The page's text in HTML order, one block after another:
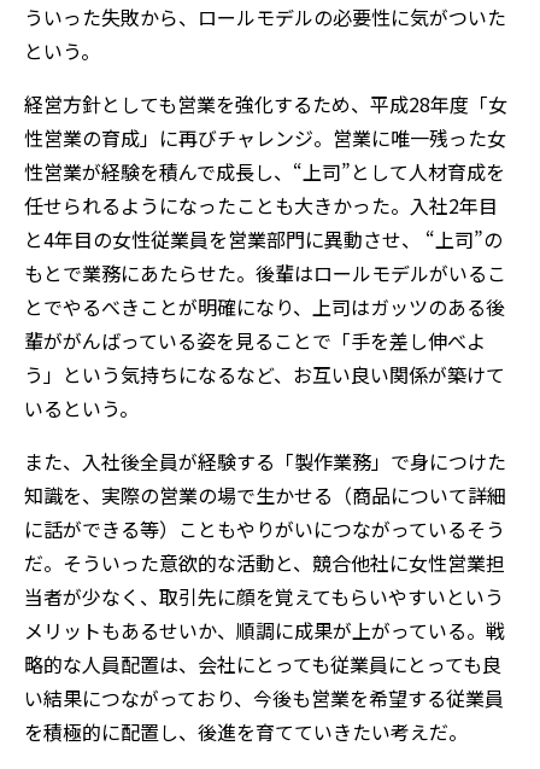
ういった失敗から、ロールモデルの必要性に気がついた
という。
経営方針としても営業を強化するため、平成28年度「女
性営業の育成」に再びチャレンジ。営業に唯一残った女
性営業が経験を積んで成長し、“上司”として人材育成を
任せられるようになったことも大きかった。入社2年目
と4年目の女性従業員を営業部門に異動させ、 “上司”の
もとで業務にあたらせた。後輩はロールモデルがいるこ
とでやるべきことが明確になり、上司はガッツのある後
輩ががんばっている姿を見ることで「手を差し伸べよ
う」という気持ちになるなど、お互い良い関係が築けて
いるという。
また、入社後全員が経験する「製作業務」で身につけた
知識を、実際の営業の場で生かせる（商品について詳細
に話ができる等）こともやりがいにつながっているそう
だ。そういった意欲的な活動と、競合他社に女性営業担
当者が少なく、取引先に顔を覚えてもらいやすいという
メリットもあるせいか、順調に成果が上がっている。戦
略的な人員配置は、会社にとっても従業員にとっても良
い結果につながっており、今後も営業を希望する従業員
を積極的に配置し、後進を育てていきたい考えだ。